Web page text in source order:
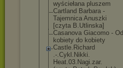
wyściełana pluszem
Cartland Barbara -
Tajemnica Anuszki
[czyta B.Utlinska]
Casanova Giacomo - Od
kobiety do kobiety
Castle.Richard
.-.Cykl.Nikki.
Heat.03.Nagi.zar.